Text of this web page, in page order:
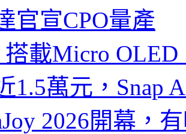
官宣CPO量產
搭載Micro
1.5萬元，Snap
2026開幕，